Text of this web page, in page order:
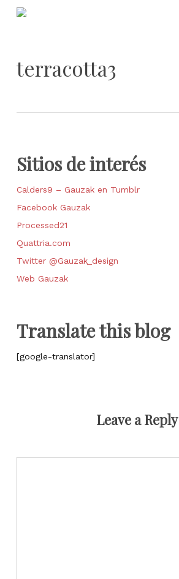
Skip
terracotta3
Sitios de interés
Calders9 – Gauzak en Tumblr
Facebook Gauzak
Processed21
Quattria.com
Twitter @Gauzak_design
Web Gauzak
Translate this blog
[google-translator]
Leave a Reply